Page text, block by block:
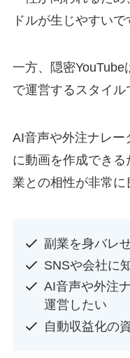
ドルが生じやすいで
一方、隠密YouTube
で運営するスタイル
AI音声や外注ナレー
に動画を作成できる
業との相性が非常に
副業を身バレ
SNSや会社に
AI音声や外注
運営したい
自動収益化の